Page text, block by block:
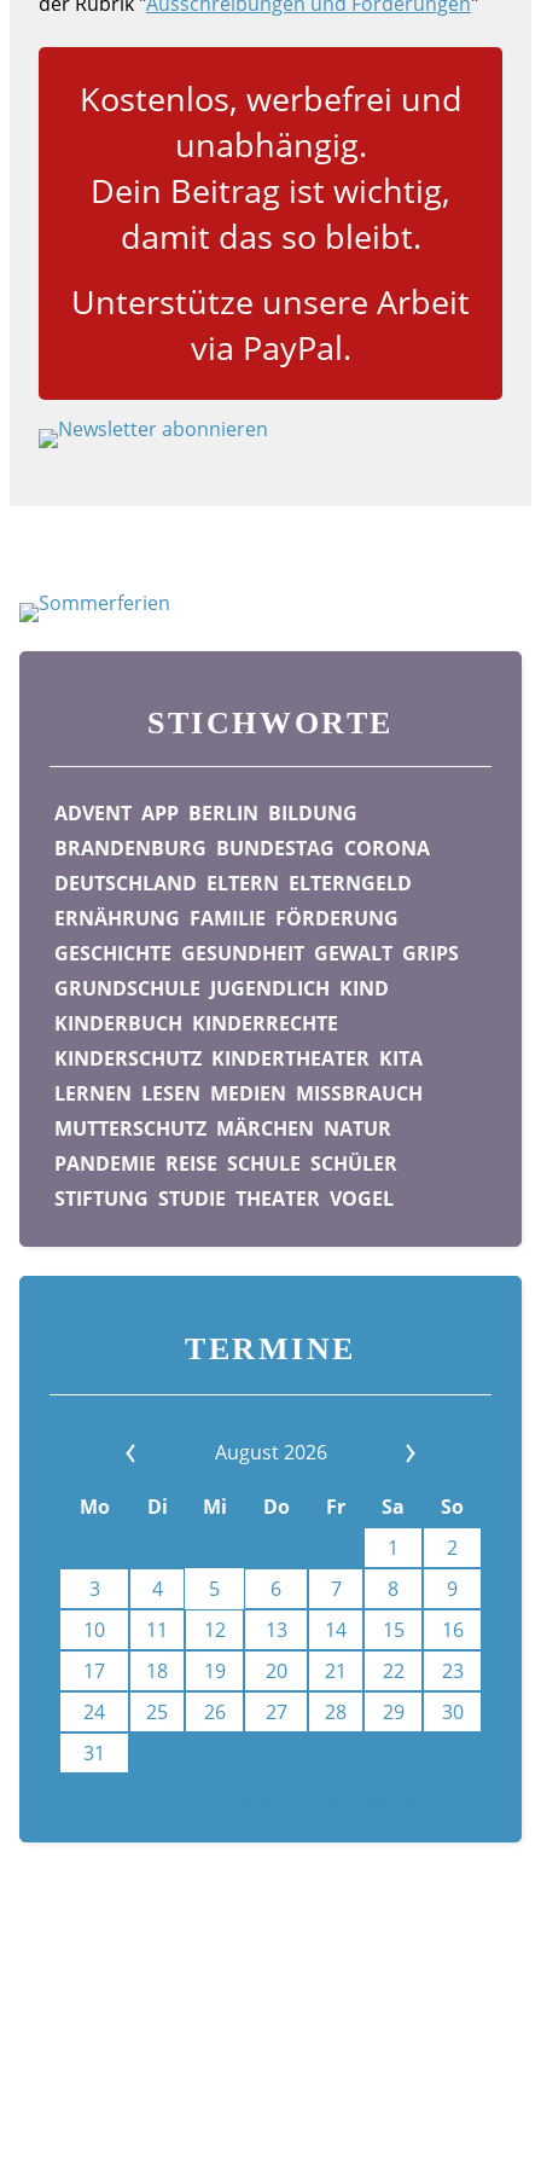
Kostenlos, werbefrei und
unabhängig.
Dein Beitrag ist wichtig,
damit das so bleibt.
Unterstütze unsere Arbeit
via PayPal.
STICHWORTE
ADVENT APP BERLIN BILDUNG
BRANDENBURG BUNDESTAG CORONA
DEUTSCHLAND ELTERN ELTERNGELD
ERNÄHRUNG FAMILIE FÖRDERUNG
GESCHICHTE GESUNDHEIT GEWALT GRIPS
GRUNDSCHULE JUGENDLICH KIND
KINDERBUCH KINDERRECHTE
KINDERSCHUTZ KINDERTHEATER KITA
LERNEN LESEN MEDIEN MISSBRAUCH
MUTTERSCHUTZ MÄRCHEN NATUR
PANDEMIE REISE SCHULE SCHÜLER
STIFTUNG STUDIE THEATER VOGEL
TERMINE
August 2026
Mo Di Mi Do Fr Sa
So
1
2
3
4 5 6 7 8
9
10
11 12 13 14 15
16
17
18 19 20 21 22
23
24
25 26 27 28 29
30
31